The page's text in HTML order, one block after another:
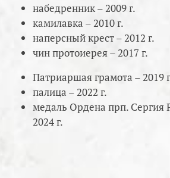
набедренник – 2009 г.
камилавка – 2010 г.
наперсный крест – 2012 г.
чин протоиерея – 2017 г.
Патриаршая грамота – 2019
палица – 2022 г.
медаль Ордена прп. Сергия
2024 г.